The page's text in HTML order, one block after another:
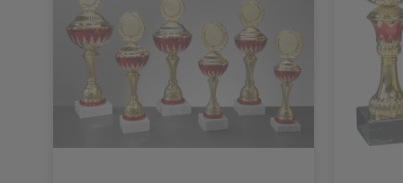
Einzelpokal 23,3 cm
Einzelpokal 23,5 cm
Einzelpokal 24 cm